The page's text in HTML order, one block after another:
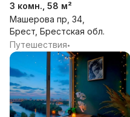
3 комн., 58 м²
Машерова пр, 34,
Брест, Брестская обл.
Путешествия•